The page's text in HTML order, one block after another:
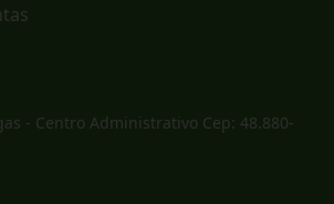
- Centro Administrativo Cep: 48.880-